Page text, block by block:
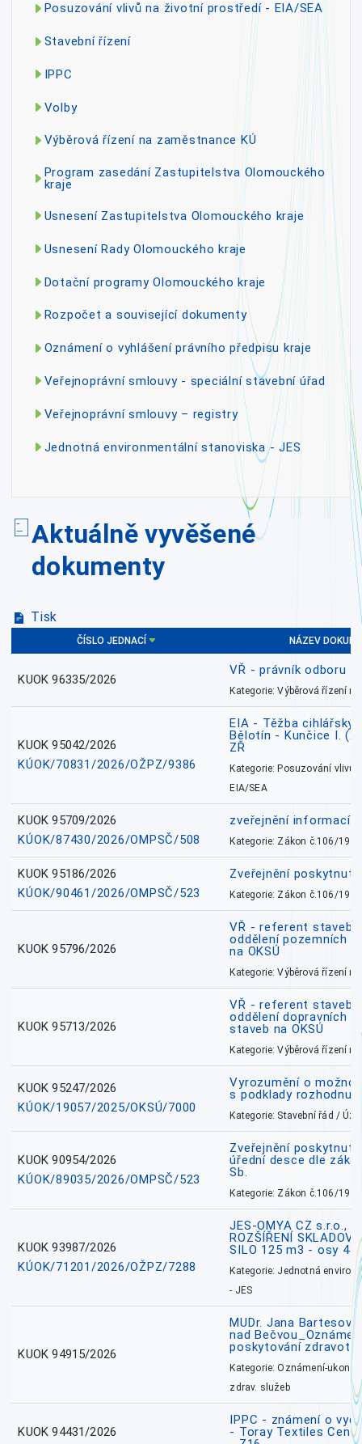
Posuzování vlivů na životní prostředí - EIA/SEA
Stavební řízení
IPPC
Volby
Výběrová řízení na zaměstnance KÚ
Program zasedání Zastupitelstva Olomouckého
kraje
Usnesení Zastupitelstva Olomouckého kraje
Usnesení Rady Olomouckého kraje
Dotační programy Olomouckého kraje
Rozpočet a související dokumenty
Oznámení o vyhlášení právního předpisu kraje
Veřejnoprávní smlouvy - speciální stavební úřad
Veřejnoprávní smlouvy – registry
Jednotná environmentální stanoviska - JES
Aktuálně vyvěšené
dokumenty
Tisk
ČÍSLO JEDNACÍ NÁZEV
KUOK 96335/2026
VŘ - právník odboru
Kategorie: Výběrová řízení
KUOK 95042/2026
KÚOK/70831/2026/OŽPZ/9386
EIA - Těžba
Bělotín - Kunčice I.
ZŘ
Kategorie: Posuzování vlivů
EIA/SEA
KUOK 95709/2026
KÚOK/87430/2026/OMPSČ/508
zveřejnění informací
Kategorie: Zákon č.106/1999
KUOK 95186/2026
KÚOK/90461/2026/OMPSČ/523
Zveřejnění
Kategorie: Zákon č.106/1999
KUOK 95796/2026
VŘ - referent
oddělení pozemních
na OKSÚ
Kategorie: Výběrová řízení
KUOK 95713/2026
VŘ - referent
oddělení dopravních
staveb na OKSÚ
Kategorie: Výběrová řízení
KUOK 95247/2026
KÚOK/19057/2025/OKSÚ/7000
Vyrozumění o
s podklady rozhodnutí
Kategorie: Stavební řád /
KUOK 90954/2026
KÚOK/89035/2026/OMPSČ/523
Zveřejnění
úřední desce dle
Sb.
Kategorie: Zákon č.106/1999
KUOK 93987/2026
KÚOK/71201/2026/OŽPZ/7288
JES-OMYA CZ s.r.o.,
ROZŠÍŘENÍ
SILO 125 m3 - osy
Kategorie: Jednotná
- JES
KUOK 94915/2026
MUDr. Jana
nad
poskytování
Kategorie: Oznámení-
zdrav. služeb
KUOK 94431/2026
IPPC - známení o
- Toray Textiles